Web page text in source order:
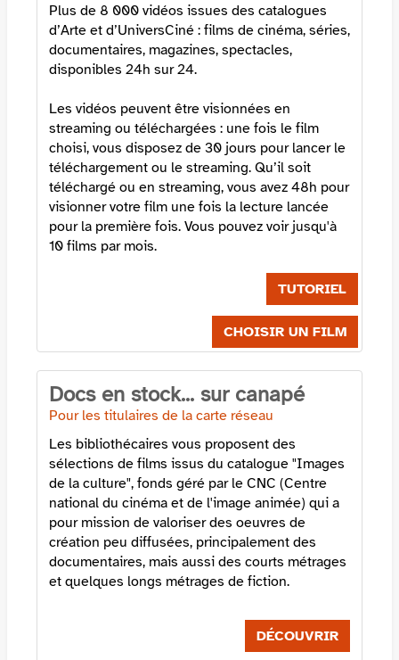
Plus de 8 000 vidéos issues des catalogues
d’Arte et d’UniversCiné : films de cinéma, séries,
documentaires, magazines, spectacles,
disponibles 24h sur 24.
Les vidéos peuvent être visionnées en
streaming ou téléchargées : une fois le film
choisi, vous disposez de 30 jours pour lancer le
téléchargement ou le streaming. Qu’il soit
téléchargé ou en streaming, vous avez 48h pour
visionner votre film une fois la lecture lancée
pour la première fois. Vous pouvez voir jusqu'à
10 films par mois.
TUTORIEL
CHOISIR UN FILM
Docs en stock... sur canapé
Pour les titulaires de la carte réseau
Les bibliothécaires vous proposent des
sélections de films issus du catalogue "Images
de la culture", fonds géré par le CNC (Centre
national du cinéma et de l'image animée) qui a
pour mission de valoriser des oeuvres de
création peu diffusées, principalement des
documentaires, mais aussi des courts métrages
et quelques longs métrages de fiction.
DÉCOUVRIR